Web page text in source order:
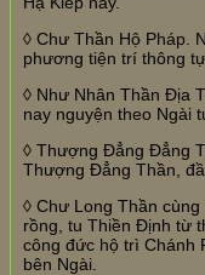
◊ Chư Thần Hộ Pháp.
phương tiện trí thông
◊ Như Nhân Thần Địa
nay nguyện theo Ngài
◊ Thượng Đẳng Đẳng
Thượng Đẳng Thần,
◊ Chư Long Thần cùng
rồng, tu Thiền Định từ
công đức hộ trì Chánh
bên Ngài.